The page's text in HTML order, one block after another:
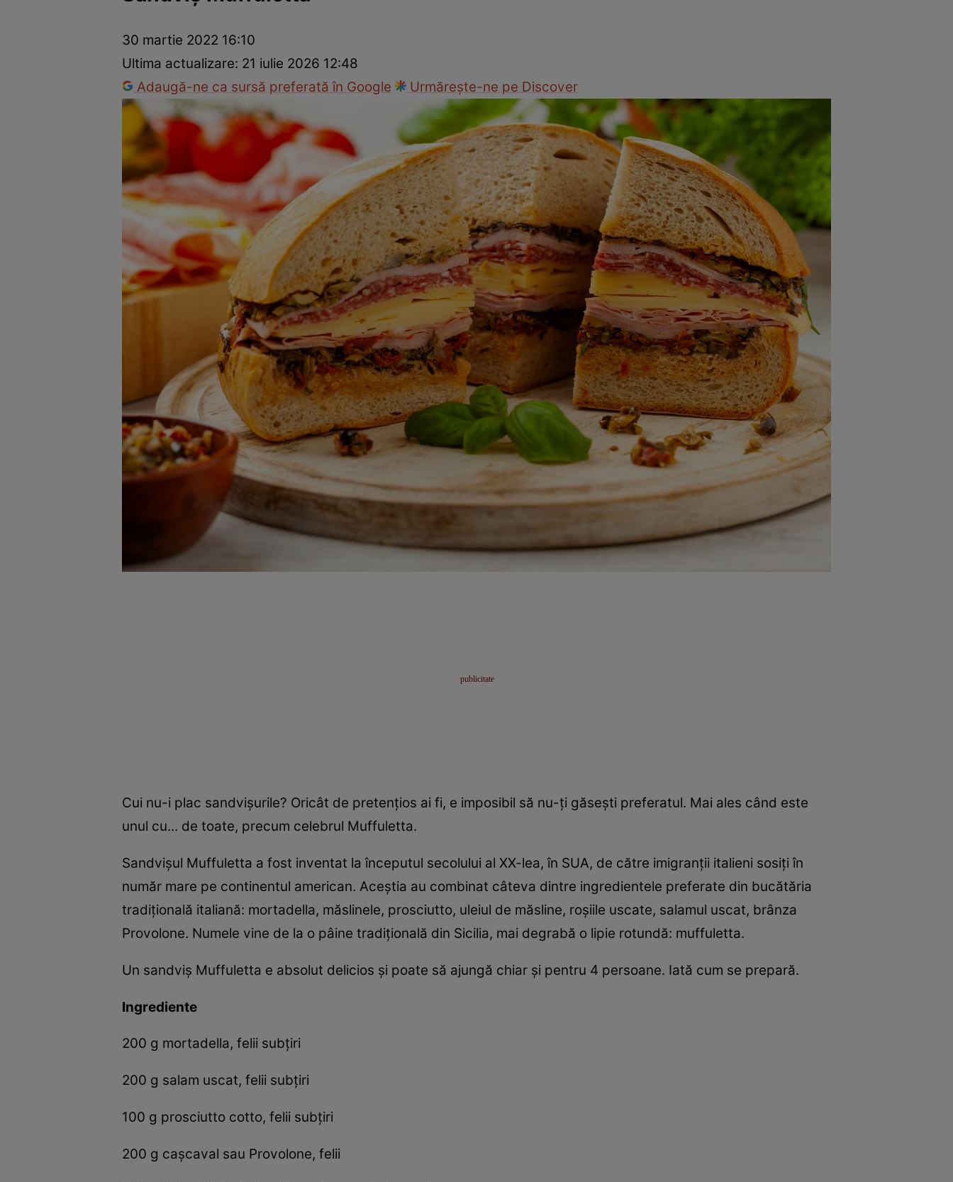
Mâncăruri rapideRețete cu legume
30 martie 2022 16:10
Ultima actualizare: 21 iulie 2026 12:48
Adaugă-ne ca sursă preferată în Google
Urmărește-ne pe Discover
Cui nu-i plac sandvişurile? Oricât de pretenţios ai fi, e imposibil să nu-ţi găseşti preferatul. Mai ales când este
unul cu... de toate, precum celebrul Muffuletta.
Sandvişul Muffuletta a fost inventat la începutul secolului al XX-lea, în SUA, de către imigranţii italieni sosiţi în
număr mare pe continentul american. Aceştia au combinat câteva dintre ingredientele preferate din bucătăria
tradiţională italiană: mortadella, măslinele, prosciutto, uleiul de măsline, roşiile uscate, salamul uscat, brânza
Provolone. Numele vine de la o pâine tradiţională din Sicilia, mai degrabă o lipie rotundă: muffuletta.
Un sandviş Muffuletta e absolut delicios şi poate să ajungă chiar şi pentru 4 persoane. Iată cum se prepară.
Ingrediente
200 g mortadella, felii subţiri
200 g salam uscat, felii subţiri
100 g prosciutto cotto, felii subţiri
200 g caşcaval sau Provolone, felii